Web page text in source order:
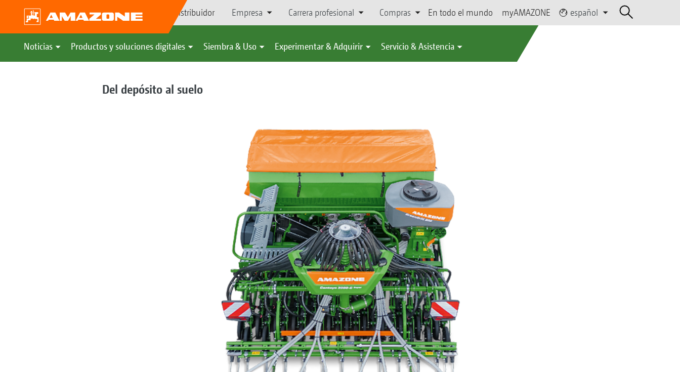
Búsqueda de distribuidor Empresa Carrera profesional Compras En todo el mundo myAMAZONE español
Noticias Productos y soluciones digitales Siembra & Uso Experimentar & Adquirir Servicio & Asistencia
Del depósito al suelo